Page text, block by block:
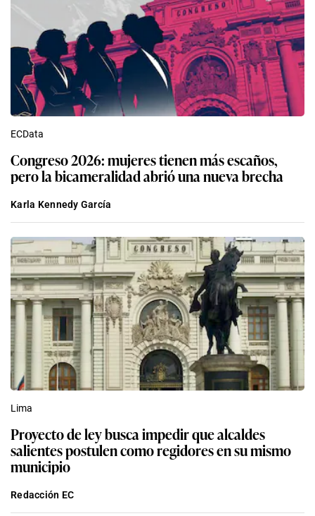
ECData
Congreso 2026: mujeres tienen más escaños,
pero la bicameralidad abrió una nueva brecha
Karla Kennedy García
Lima
Proyecto de ley busca impedir que alcaldes
salientes postulen como regidores en su mismo
municipio
Redacción EC